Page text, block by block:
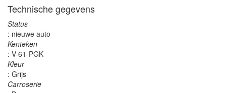
Technische gegevens
Status
: nieuwe auto
Kenteken
: V-61-PGK
Kleur
: Grijs
Carroserie